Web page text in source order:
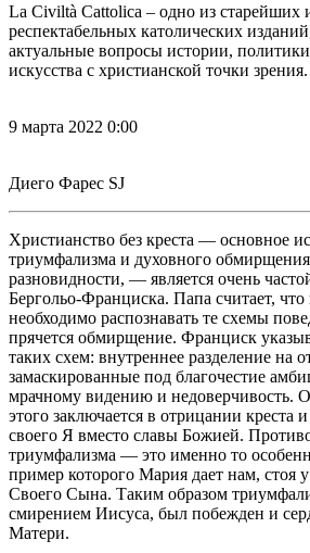
La Civiltà Cattolica – одно из старейших
респектабельных католических
актуальные вопросы истории,
искусства с христианской точки зрения.
9 марта 2022 0:00
Диего Фарес SJ
Христианство без креста — основное
триумфализма и духовного
разновидности, — является очень
Бергольо-Франциска. Папа считает,
необходимо распознавать те схемы
прячется обмирщение. Франциск
таких схем: внутреннее разделение на
замаскированные под благочестие
мрачному видению и недоверчивость.
этого заключается в отрицании креста
своего Я вместо славы Божией.
триумфализма — это именно то
пример которого Мария дает нам, стоя
Своего Сына. Таким образом
смирением Иисуса, был побежден и
Матери.